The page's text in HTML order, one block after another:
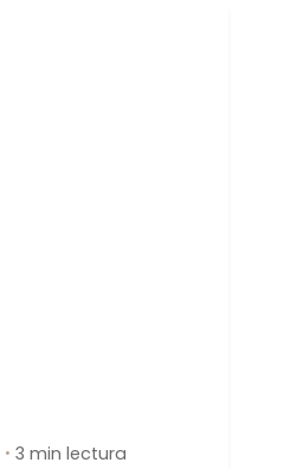
3 min lectura